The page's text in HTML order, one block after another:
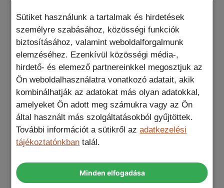
Sütiket használunk a tartalmak és hirdetések
személyre szabásához, közösségi funkciók
biztosításához, valamint weboldalforgalmunk
elemzéséhez. Ezenkívül közösségi média-,
hirdető- és elemező partnereinkkel megosztjuk az
Ön weboldalhasználatra vonatkozó adatait, akik
kombinálhatják az adatokat más olyan adatokkal,
amelyeket Ön adott meg számukra vagy az Ön
által használt más szolgáltatásokból gyűjtöttek.
További információt a sütikről azadatkezelési
tájékoztatónkban talál.
Minden elfogadása
Védd meg aziPhoneokostelefonod ezzel a
telefontokkal, és legyél készen bármilyen
kalandra!
Tulajdonságok:
Páncélozott tok tökéletes védelemmel
Extrém körülmények között is hatékony